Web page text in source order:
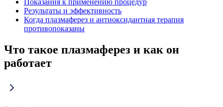
Результаты и эффективность
Когда плазмаферез и антиоксидантная терапия
противопоказаны
Что такое плазмаферез и как он
работает